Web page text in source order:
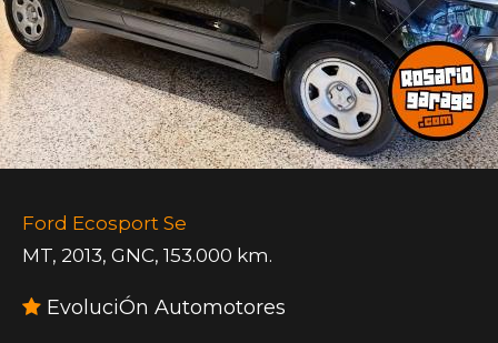
Ford Ecosport Se
MT, 2013, GNC, 153.000 km.
EvoluciÓn Automotores